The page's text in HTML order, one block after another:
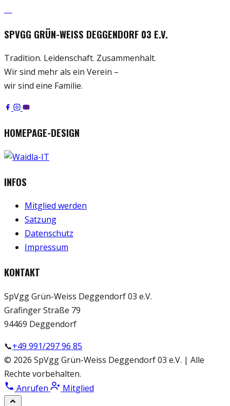
SPVGG GRÜN-WEISS DEGGENDORF 03 E.V.
Tradition. Leidenschaft. Zusammenhalt.
Wir sind mehr als ein Verein –
wir sind eine Familie.
HOMEPAGE-DESIGN
INFOS
Mitglied werden
Satzung
Datenschutz
Impressum
KONTAKT
SpVgg Grün-Weiss Deggendorf 03 e.V.
Grafinger Straße 79
94469 Deggendorf
📞+49 991/297 96 85
© 2026 SpVgg Grün-Weiss Deggendorf 03 e.V. | Alle
Rechte vorbehalten.
Anrufen
Mitglied